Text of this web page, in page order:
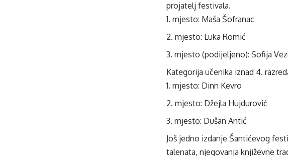
projatelj festivala.
mjesto: Maša Šofranac
mjesto: Luka Romić
mjesto (podijeljeno): Sofija
Kategorija učenika iznad 4.
mjesto: Dinn Kevro
mjesto: Džejla Hujdurović
mjesto: Dušan Antić
Još jedno izdanje Šantićevog
talenata, njegovanja književne